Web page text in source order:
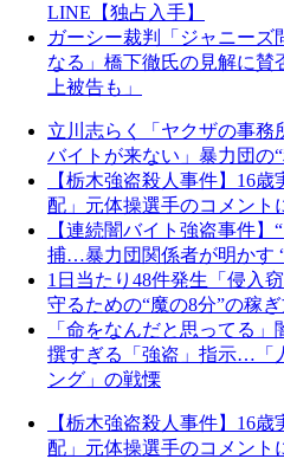
LINE【独占入手】
ガーシー裁判「ジャニーズ
なる」橋下徹氏の見解に賛
上被告も」
立川志らく「ヤクザの事務
バイトが来ない」暴力団の
【栃木強盗殺人事件】16
配」元体操選手のコメント
【連続闇バイト強盗事件
捕…暴力団関係者が明かす
1日当たり48件発生「侵入
守るための“魔の8分”の稼
「命をなんだと思ってる
撰すぎる「強盗」指示…「
ング」の戦慄
【栃木強盗殺人事件】16
配」元体操選手のコメント